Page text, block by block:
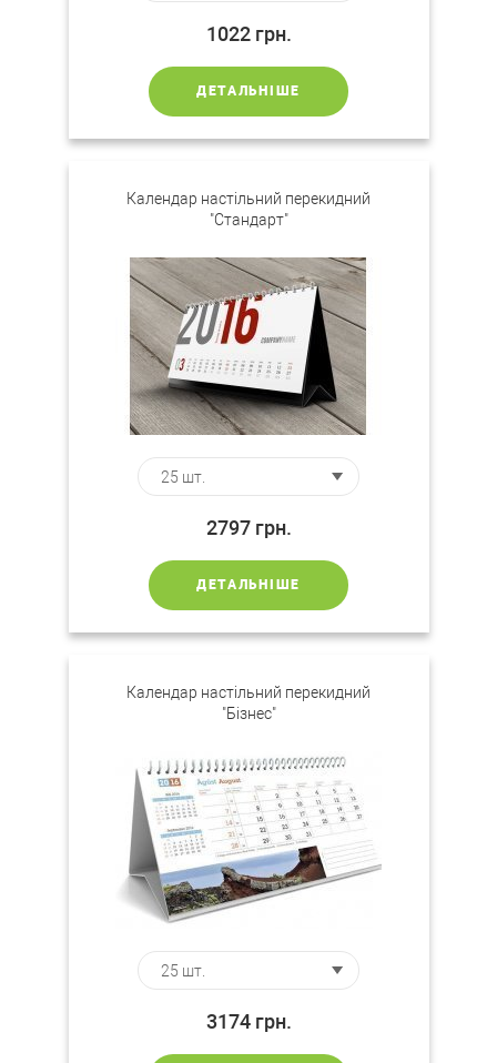
1022 грн.
ДЕТАЛЬНІШЕ
Календар настільний перекидний
"Стандарт"
2797 грн.
ДЕТАЛЬНІШЕ
Календар настільний перекидний
"Бізнес"
3174 грн.